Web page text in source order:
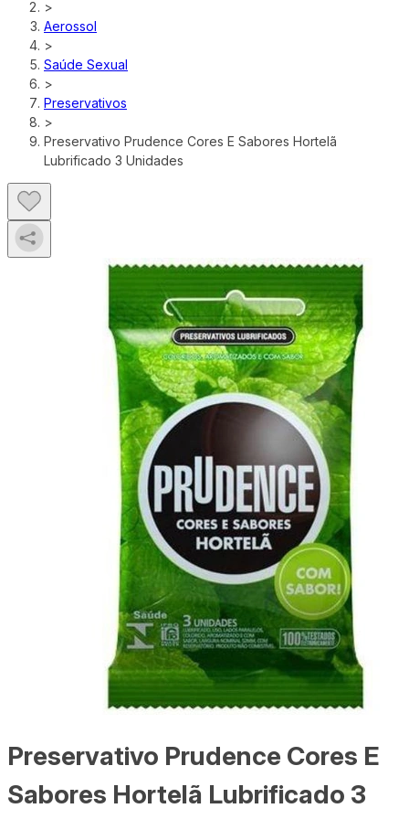
>
Aerossol
>
Saúde Sexual
>
Preservativos
>
Preservativo Prudence Cores E Sabores Hortelã
Lubrificado 3 Unidades
Preservativo Prudence Cores E
Sabores Hortelã Lubrificado 3